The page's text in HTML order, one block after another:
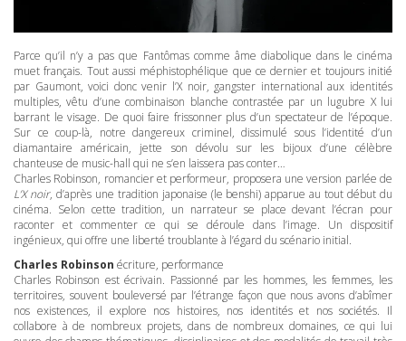
Parce qu’il n’y a pas que Fantômas comme âme diabolique dans le cinéma
muet français. Tout aussi méphistophélique que ce dernier et toujours initié
par Gaumont, voici donc venir l’X noir, gangster international aux identités
multiples, vêtu d’une combinaison blanche contrastée par un lugubre X lui
barrant le visage. De quoi faire frissonner plus d’un spectateur de l’époque.
Sur ce coup-là, notre dangereux criminel, dissimulé sous l’identité d’un
diamantaire américain, jette son dévolu sur les bijoux d’une célèbre
chanteuse de music-hall qui ne s’en laissera pas conter…
Charles Robinson, romancier et performeur, proposera une version parlée de
L’X noir, d’après une tradition japonaise (le benshi) apparue au tout début du
cinéma. Selon cette tradition, un narrateur se place devant l’écran pour
raconter et commenter ce qui se déroule dans l’image. Un dispositif
ingénieux, qui offre une liberté troublante à l’égard du scénario initial.
Charles Robinson écriture, performance
Charles Robinson est écrivain. Passionné par les hommes, les femmes, les
territoires, souvent bouleversé par l’étrange façon que nous avons d’abîmer
nos existences, il explore nos histoires, nos identités et nos sociétés. Il
collabore à de nombreux projets, dans de nombreux domaines, ce qui lui